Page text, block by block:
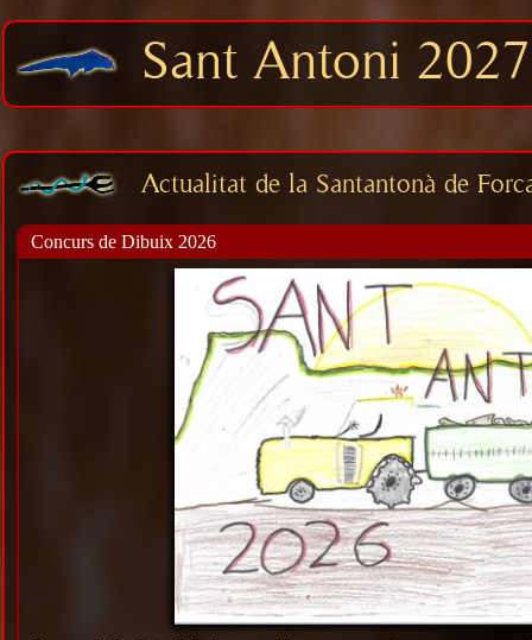
Sant Antoni 2027
Actualitat de la Santantonà de
Concurs de Dibuix 2026